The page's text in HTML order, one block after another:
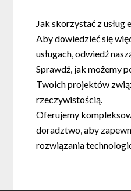
Jak skorzystać z usług
Aby dowiedzieć się
usługach, odwiedź
Sprawdź, jak możemy
Twoich projektów
rzeczywistością.
Oferujemy
doradztwo, aby
rozwiązania